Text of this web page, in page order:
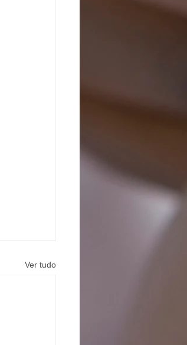
Ver tudo